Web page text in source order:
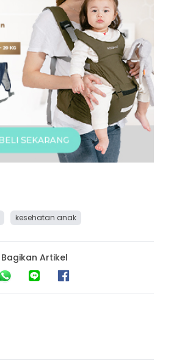
kesehatan anak
Bagikan Artikel